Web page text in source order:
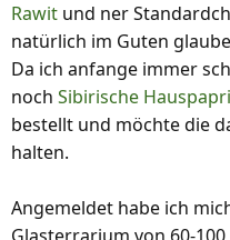
Rawit und ner
natürlich im Guten
Da ich anfange immer
noch Sibirische
bestellt und möchte die
halten.
Angemeldet habe ich